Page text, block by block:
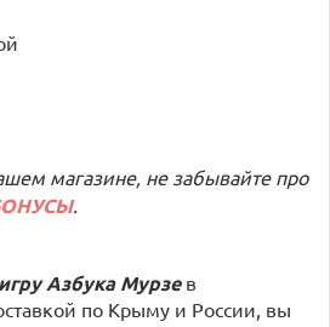
магазине, не забывайте про
.
Азбука Мурзе в
по Крыму и России, вы